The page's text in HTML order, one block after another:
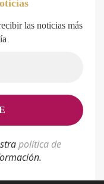
las noticias más
política de